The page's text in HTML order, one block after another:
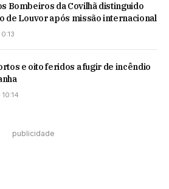
Bombeiros da Covilhã distinguido
de Louvor após missão internacional
e oito feridos a fugir de incêndio
publicidade